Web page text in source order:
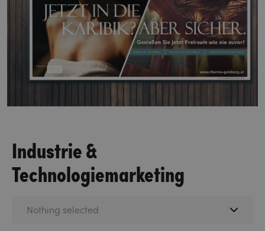
Industrie &
Technologiemarketing
Nothing selected